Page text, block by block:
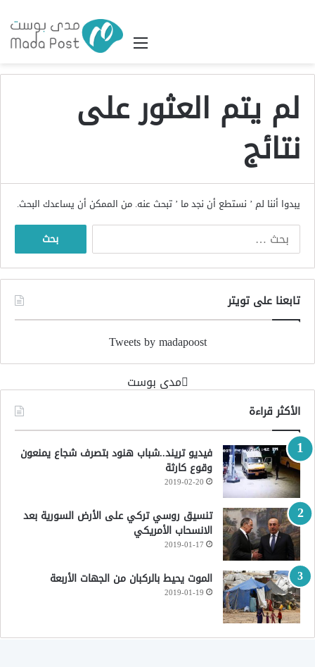
القائمة
لم يتم العثور على
نتائج
يبدوا أننا لم ’ نستطع أن نجد ما ’ تبحث عنه. من الممكن أن يساعدك البحث.
البحث
تابعنا على تويتر
Tweets by madapoost
‏مدى بوست‏
الأكثر قراءة
فيديو تريند..شباب هنود بتصرف شجاع يمنعون
وقوع كارثة
2019-02-20
تنسيق روسي تركي على الأرض السورية بعد
الانسحاب الأمريكي
2019-01-17
الموت يحيط بالركبان من الجهات الأربعة
2019-01-19